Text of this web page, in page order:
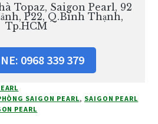
Topaz, Saigon Pearl, 92
P22, Q.Bình Thạnh,
Tp.HCM
0968 339 379
SAIGON PEARL, SAIGON PEARL
PEARL